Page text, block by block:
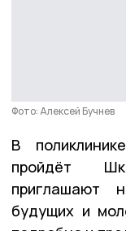
Фото: Алексей Бучнев
В
пройдёт
приглашают
будущих и